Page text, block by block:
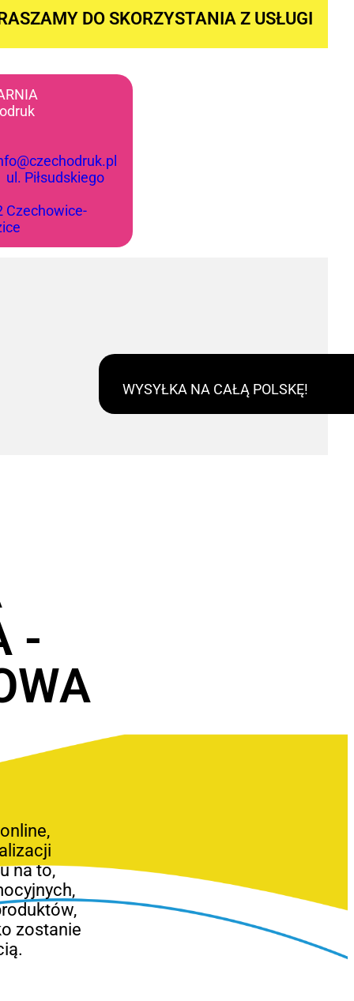
WYSYŁKA NA CAŁĄ POLSKĘ!
DO SKORZYSTANIA Z USŁUGI
ul. Piłsudskiego
Czechowice-
-
na to,
zostanie